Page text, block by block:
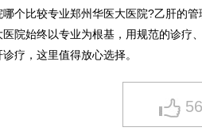
比较专业郑州华医大医院?乙肝的管
院始终以专业为根基，用规范的诊疗
疗，这里值得放心选择。
56